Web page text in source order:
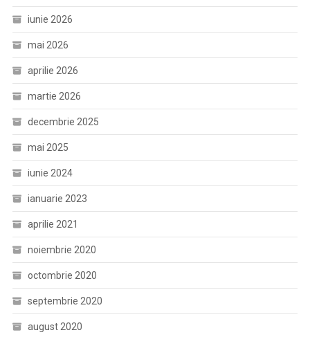
iunie 2026
mai 2026
aprilie 2026
martie 2026
decembrie 2025
mai 2025
iunie 2024
ianuarie 2023
aprilie 2021
noiembrie 2020
octombrie 2020
septembrie 2020
august 2020